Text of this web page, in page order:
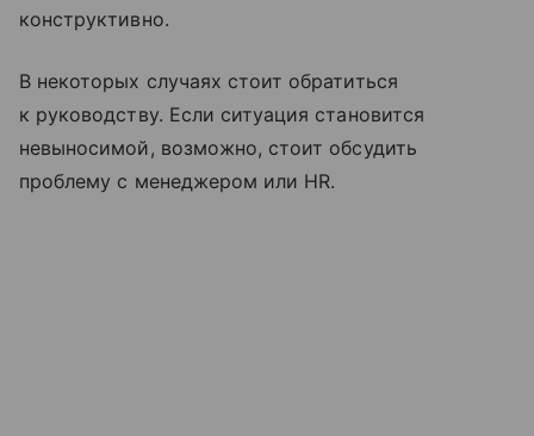
конструктивно.
В некоторых случаях стоит обратиться
к руководству. Если ситуация становится
невыносимой, возможно, стоит обсудить
проблему с менеджером или HR.